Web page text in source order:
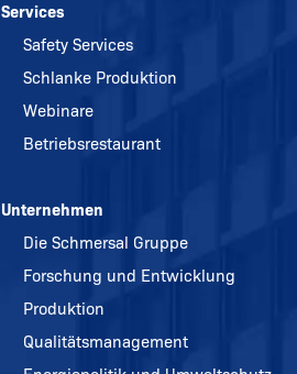
Services
Safety Services
Schlanke Produktion
Webinare
Betriebsrestaurant
Unternehmen
Die Schmersal Gruppe
Forschung und Entwicklung
Produktion
Qualitätsmanagement